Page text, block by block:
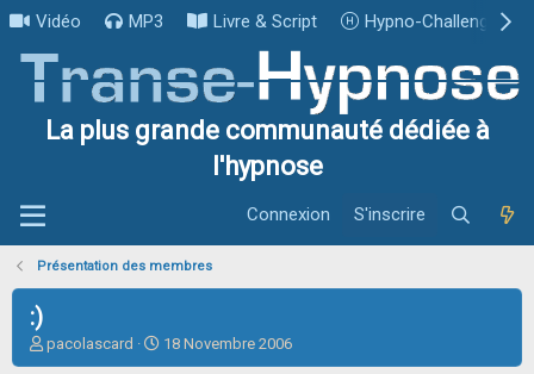
Vidéo MP3 Livre & Script Hypno-Challenge
La plus grande communauté dédiée à
l'hypnose
Connexion S'inscrire
Présentation des membres
:)
I
n
pacolascard
D
a
18 Novembre 2006